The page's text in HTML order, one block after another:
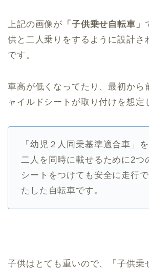
上記の画像が 「子供乗せ自転車」
供と二人乗りをするように設計さ
です。
車高が低くなってたり、最初から
ャイルドシートが取り付けを想定
「幼児２人同乗基準適合車」
二人を同時に載せるために2つ
シートをつけても安全に走行
たした自転車です。
子供はとても重いので、「子供乗